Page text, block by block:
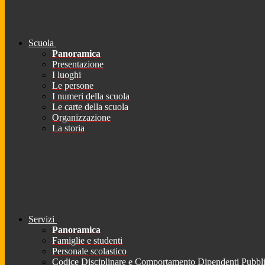
Scuola
Panoramica
Presentazione
I luoghi
Le persone
I numeri della scuola
Le carte della scuola
Organizzazione
La storia
Servizi
Panoramica
Famiglie e studenti
Personale scolastico
Codice Disciplinare e Comportamento Dipendenti